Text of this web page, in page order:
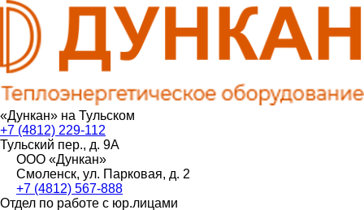
«Дункан» на Тульском
+7 (4812) 229-112
Тульский пер., д. 9А
ООО «Дункан»
Смоленск, ул. Парковая, д. 2
+7 (4812) 567-888
Отдел по работе с юр.лицами